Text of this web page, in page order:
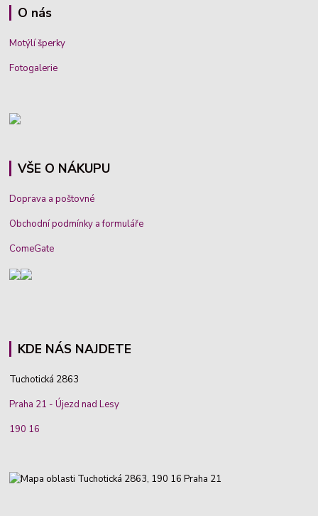
O nás
Motýlí šperky
Fotogalerie
VŠE O NÁKUPU
Doprava a poštovné
Obchodní podmínky a formuláře
ComeGate
KDE NÁS NAJDETE
Tuchotická 2863
Praha 21 - Újezd nad Lesy
190 16